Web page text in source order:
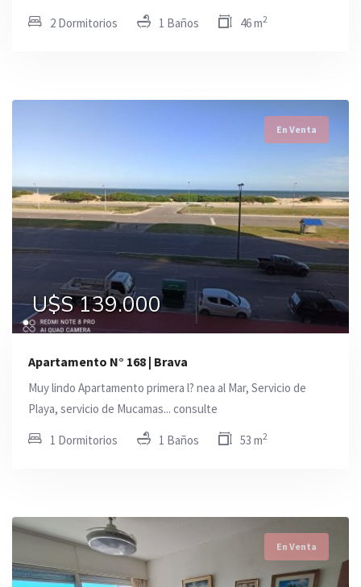
2 Dormitorios 1 Baños 46 m2
En Venta
U$S 139.000
Apartamento N° 168 | Brava
Muy lindo Apartamento primera l? nea al Mar, Servicio de
Playa, servicio de Mucamas... consulte
1 Dormitorios 1 Baños 53 m2
En Venta